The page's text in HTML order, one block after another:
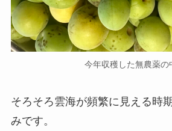
今年収穫した無農薬の
そろそろ雲海が頻繁に見える時
みです。